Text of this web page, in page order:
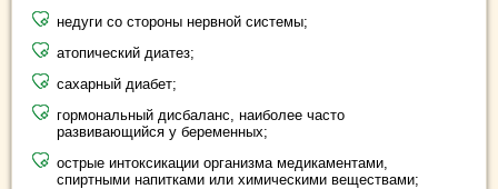
недуги со стороны нервной системы;
атопический диатез;
сахарный диабет;
гормональный дисбаланс, наиболее часто
развивающийся у беременных;
острые интоксикации организма медикаментами,
спиртными напитками или химическими веществами;